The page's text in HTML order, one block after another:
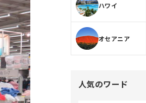
ハワイ
オセアニア
人気のワード